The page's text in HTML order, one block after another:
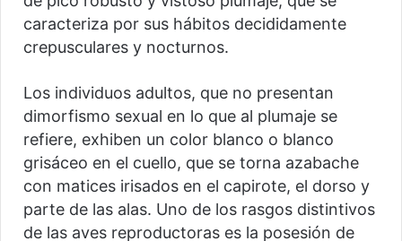
caracteriza por sus hábitos decididamente
crepusculares y nocturnos.
Los individuos adultos, que no presentan
dimorfismo sexual en lo que al plumaje se
refiere, exhiben un color blanco o blanco
grisáceo en el cuello, que se torna azabache
con matices irisados en el capirote, el dorso y
parte de las alas. Uno de los rasgos distintivos
de las aves reproductoras es la posesión de